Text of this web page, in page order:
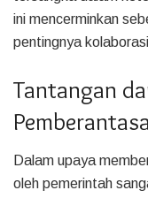
ini mencerminkan
pentingnya
Tantangan
Dalam upaya
oleh pemerintah